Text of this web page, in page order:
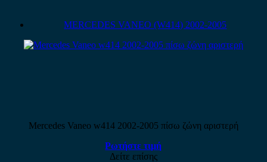
MERCEDES VANEO (W414) 2002-2005
Mercedes Vaneo w414 2002-2005 πίσω ζώνη αριστερή
Ρωτήστε τιμή
Δείτε επίσης